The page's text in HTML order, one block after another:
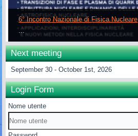
6° Incontro Nazionale di Fisica Nucleare
...
Next meeting
September 30 - October 1st, 2026
Login Form
Nome utente